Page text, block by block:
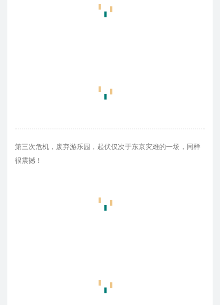
第三次危机，废弃游乐园，起伏仅次于东京灾难的一场，同样
很震撼！